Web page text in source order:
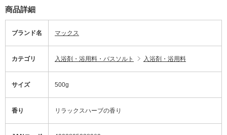
商品詳細
ブランド名 マックス
カテゴリ 入浴剤・浴用料・バスソルト 入浴剤・浴用料
サイズ 500g
香り リラックスハーブの香り